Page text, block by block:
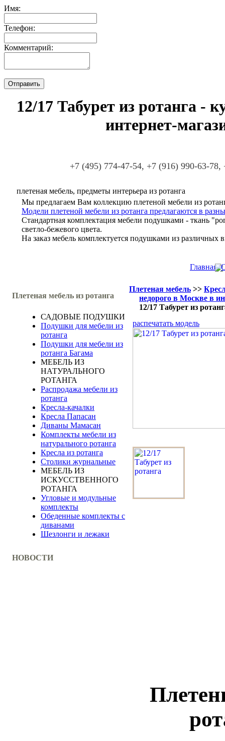
Имя:
Телефон:
Комментарий:
12/17 Табурет из ротанга -
интернет-
+7 (495) 774-47-54, +7 (916) 990-63-78,
плетеная мебель, предметы интерьера из ротанга
Мы предлагаем Вам коллекцию плетеной мебели из
Модели плетеной мебели из ротанга предлагаются в
Стандартная комплектация мебели подушками - ткань
светло-бежевого цвета.
На заказ мебель комплектуется подушками из различных
Главная
Плетеная мебель из ротанга
САДОВЫЕ ПОДУШКИ
Подушки для мебели из
ротанга
Подушки для мебели из
ротанга Багама
МЕБЕЛЬ ИЗ
НАТУРАЛЬНОГО
РОТАНГА
Распродажа мебели из
ротанга
Кресла-качалки
Кресла Папасан
Диваны Мамасан
Комплекты мебели из
натурального ротанга
Кресла из ротанга
Столики журнальные
МЕБЕЛЬ ИЗ
ИСКУССТВЕННОГО
РОТАНГА
Угловые и модульные
комплекты
Обеденные комплекты с
диванами
Шезлонги и лежаки
НОВОСТИ
Плетеная мебель >>
недорого в Москве в
12/17 Табурет из
распечатать модель